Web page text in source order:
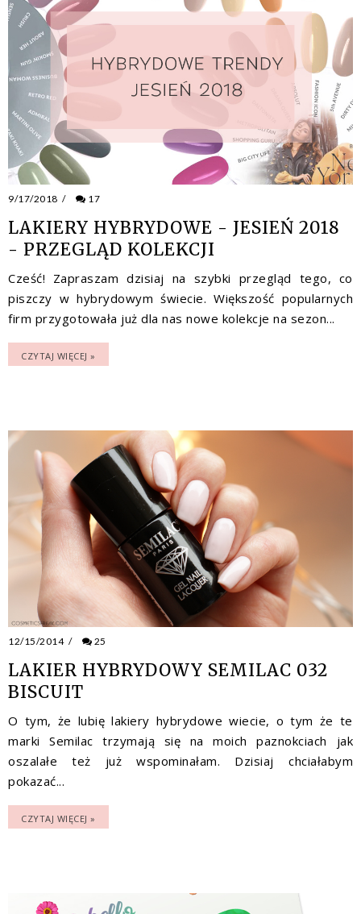
9/17/2018 / 17
LAKIERY HYBRYDOWE - JESIEŃ 2018
- PRZEGLĄD KOLEKCJI
Cześć! Zapraszam dzisiaj na szybki przegląd tego, co
piszczy w hybrydowym świecie. Większość popularnych
firm przygotowała już dla nas nowe kolekcje na sezon...
CZYTAJ WIĘCEJ »
12/15/2014 / 25
LAKIER HYBRYDOWY SEMILAC 032
BISCUIT
O tym, że lubię lakiery hybrydowe wiecie, o tym że te
marki Semilac trzymają się na moich paznokciach jak
oszalałe też już wspominałam. Dzisiaj chciałabym
pokazać...
CZYTAJ WIĘCEJ »